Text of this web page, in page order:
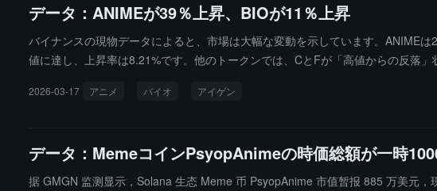
データ：ANIMEが39％上昇、BIOが11％上昇
バイナンスの現物データによると、市場は大幅な変動を示しています。ANIME
値に達し、上昇率は8.21%です。他のトークンでは、CとFが「高値からの反落
2026-03-17 アニメ バイオ アイゲン
データ：MemeコインPsyopAnimeの時価総額が一時
据 GMGN 监测显示，Solana 生态 Meme 币 PsyopAnime 市值暂报 885 万美元